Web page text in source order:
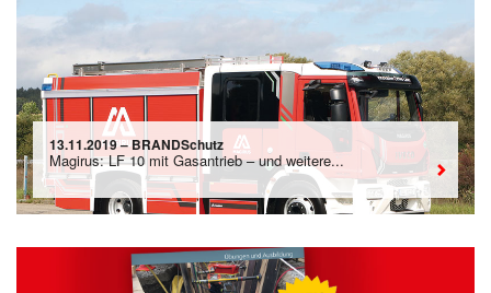
13.11.2019 – BRANDSchutz
Magirus: LF 10 mit Gasantrieb – und weitere...